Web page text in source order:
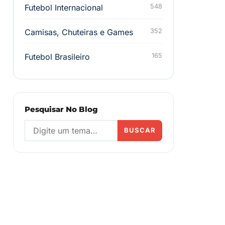
Futebol Internacional 548
Camisas, Chuteiras e Games 352
Futebol Brasileiro 165
Pesquisar No Blog
BUSCAR